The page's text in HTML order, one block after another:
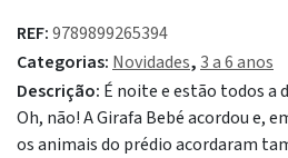
Noite!
REF:9789899265394
Categorias: Novidades,3 a 6 anos
Descrição: É noite e estão todos a
Oh, não! A Girafa Bebé acordou e,
os animais do prédio acordaram